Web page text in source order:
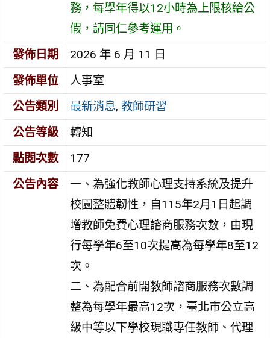
務，每學年得以12小時為上限核給公
假，請同仁參考運用。
發佈日期
2026 年 6 月 11 日
發佈單位
人事室
公告類別
最新消息,教師研習
公告等級
轉知
點閱次數
177
公告內容
一、為強化教師心理支持系統及提升
校園整體韌性，自115年2月1日起調
增教師免費心理諮商服務次數，由現
行每學年6至10次提高為每學年8至12
次。
二、為配合前開教師諮商服務次數調
整為每學年最高12次，臺北市公立高
級中等以下學校現職專任教師、代理